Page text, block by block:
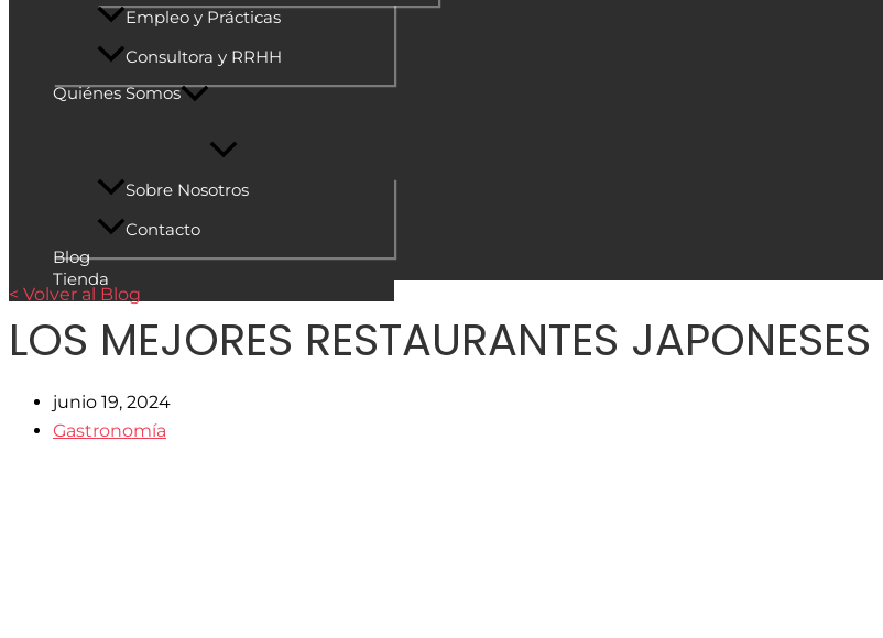
Empleo y Prácticas
Consultora y RRHH
Quiénes Somos
Sobre Nosotros
Contacto
Blog
Tienda
< Volver al Blog
LOS MEJORES RESTAURANTES
junio 19, 2024
Gastronomía